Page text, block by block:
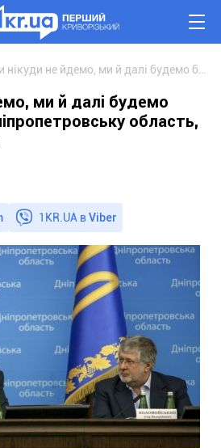
ми й далі будемо
область,
1KR.UA вViber